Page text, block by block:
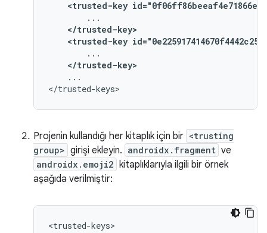
<trusted-key
</trusted-key>
<trusted-key
</trusted-key>
...
Projenin kullandığı her kitaplık için bir <trusting
group> girişi ekleyin. androidx.fragment ve
androidx.emoji2 kitaplıklarıyla ilgili bir örnek
aşağıda verilmiştir: